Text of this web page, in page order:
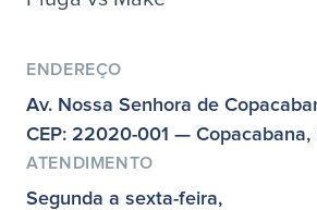
ENDEREÇO
Av. Nossa Senhora de
CEP: 22020-001 — Copacabana,
ATENDIMENTO
Segunda a sexta-feira,